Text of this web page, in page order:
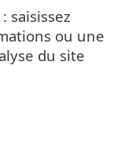
: saisissez
ou une
du site